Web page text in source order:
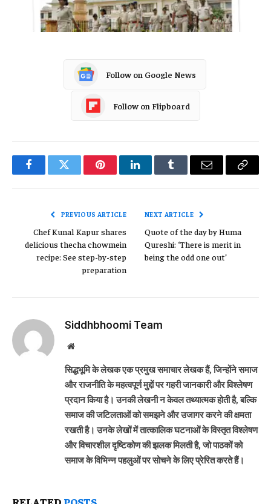
Follow on Google News
Follow on Flipboard
FacebookTwitter PinterestLinkedInTumblr Email
Copy
PREVIOUS ARTICLE
Chef Kunal Kapur shares
delicious thecha chowmein
recipe: See step-by-step
preparation
NEXT ARTICLE
Quote of the day by Huma
Qureshi: ‘There is merit in
being the odd one out’
Siddhbhoomi Team
Website
सिद्धभूमि के लेखक एक प्रमुख समाचार लेखक हैं, जिन्होंने समाज
और राजनीति के महत्वपूर्ण मुद्दों पर गहरी जानकारी और विश्लेषण
प्रदान किया है। उनकी लेखनी न केवल तथ्यात्मक होती है, बल्कि
समाज की जटिलताओं को समझने और उजागर करने की क्षमता
रखती है। उनके लेखों में तात्कालिक घटनाओं के विस्तृत विश्लेषण
और विचारशील दृष्टिकोण की झलक मिलती है, जो पाठकों को
समाज के विभिन्न पहलुओं पर सोचने के लिए प्रेरित करते हैं।